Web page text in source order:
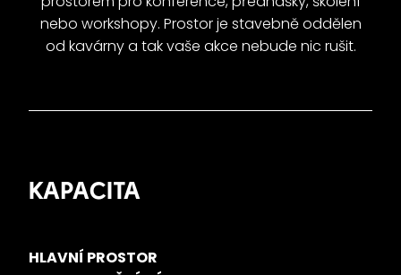
nebo workshopy. Prostor je stavebně oddělen
od kavárny a tak vaše akce nebude nic rušit.
KAPACITA
HLAVNÍ PROSTOR